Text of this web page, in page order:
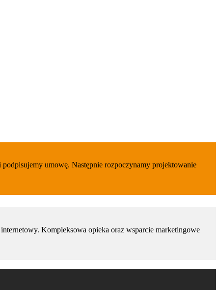
umowę. Następnie rozpoczynamy projektowanie
Kompleksowa opieka oraz wsparcie marketingowe